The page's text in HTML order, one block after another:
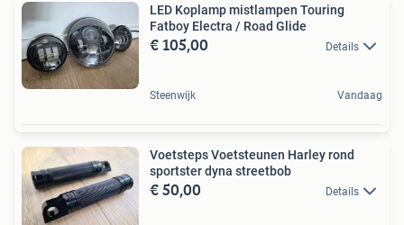
LED Koplamp mistlampen Touring
Fatboy Electra / Road Glide
€ 105,00 Details
Steenwijk Vandaag
Voetsteps Voetsteunen Harley rond
sportster dyna streetbob
€ 50,00 Details